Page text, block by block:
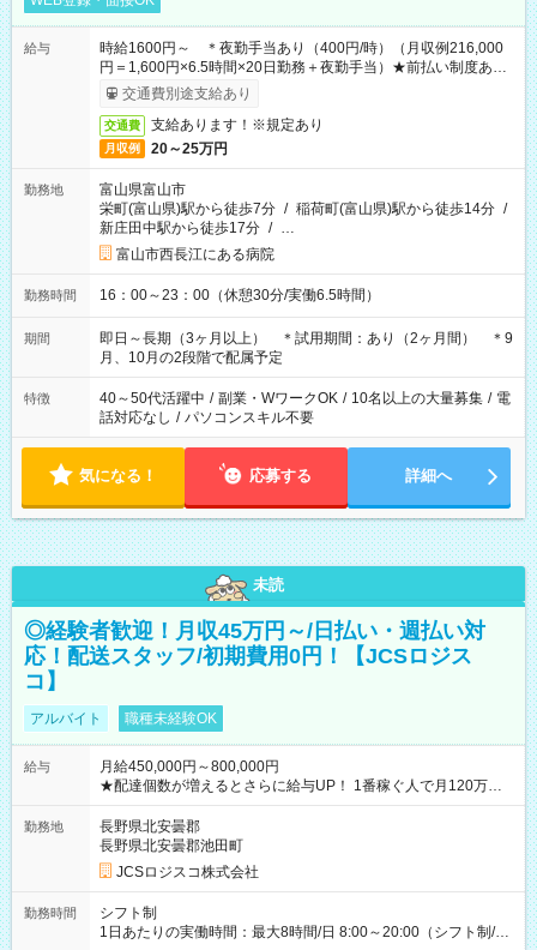
給与
時給1600円～ ＊夜勤手当あり（400円/時）（月収例216,000
円＝1,600円×6.5時間×20日勤務＋夜勤手当）★前払い制度あり
（会社規定内）
交通費別途支給あり
交通費 支給あります！※規定あり
月収例 20～25万円
勤務地
富山県富山市
栄町(富山県)駅から徒歩7分 / 稲荷町(富山県)駅から徒歩14分 /
新庄田中駅から徒歩17分 / …
富山市西長江にある病院
勤務時間 16：00～23：00（休憩30分/実働6.5時間）
期間
即日～長期（3ヶ月以上） ＊試用期間：あり（2ヶ月間） ＊9
月、10月の2段階で配属予定
特徴 40～50代活躍中 / 副業・WワークOK / 10名以上の大量募集 / 電
話対応なし / パソコンスキル不要
気になる！ 応募する 詳細へ
未読
◎経験者歓迎！月収45万円～/日払い・週払い対
応！配送スタッフ/初期費用0円！【JCSロジス
コ】
アルバイト 職種未経験OK
給与
月給450,000円～800,000円
★配達個数が増えるとさらに給与UP！ 1番稼ぐ人で月120万ほ
ど！ ・主要都市エリア 月収55万円／週5日稼働 月収65万~112
万円／週6日稼働 ・地方郊外エリア 月収40万円／週5日稼働 月
収40万円~50万円／週6日稼働 ＜モデルイメージ＞ ■月収50万
円 (27歳男性/江東区在住)※元建築関係 1日150個配達×25日勤務
(日休み) ■月収80万円(43歳男性/墨田区在住)※元営業 1日200個
勤務地
長野県北安曇郡
長野県北安曇郡池田町
JCSロジスコ株式会社
勤務時間
シフト制
1日あたりの実働時間：最大8時間/日 8:00～20:00（シフト制/実